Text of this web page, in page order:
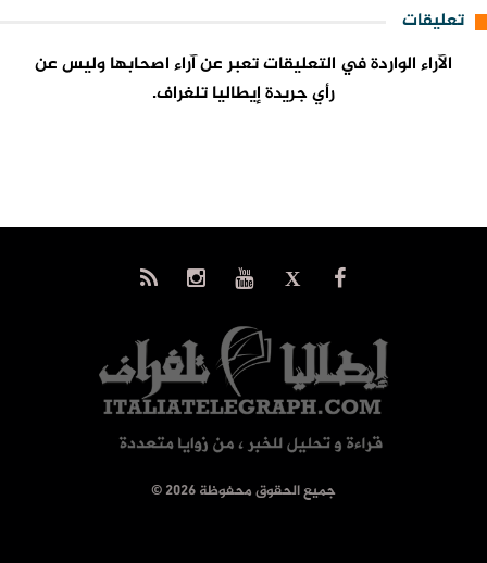
تعليقات
الآراء الواردة في التعليقات تعبر عن آراء اصحابها وليس عن
رأي جريدة إيطاليا تلغراف.
© جميع الحقوق محفوظة 2026